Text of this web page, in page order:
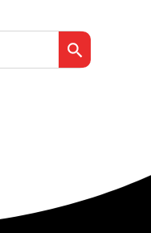
Botón de